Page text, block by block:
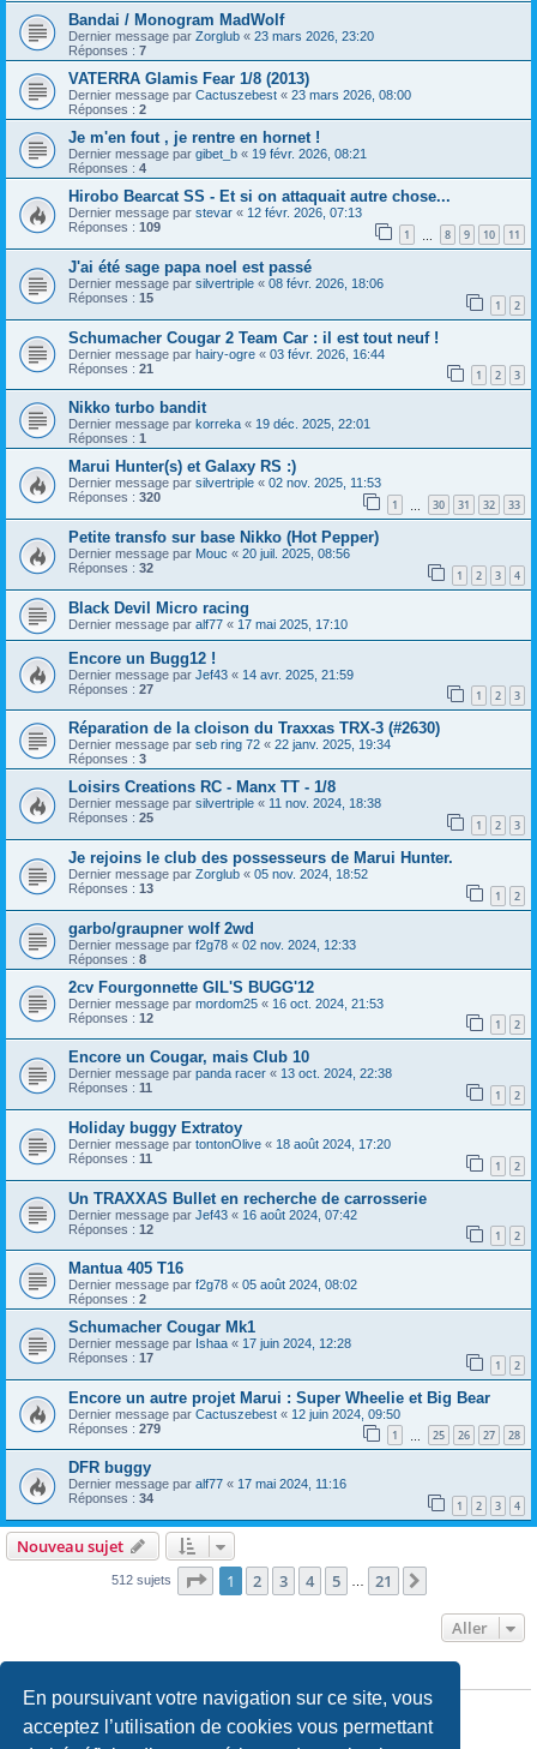
En poursuivant votre navigation sur ce site, vous
acceptez l’utilisation de cookies vous permettant
Bandai / Monogram MadWolf
Dernier message par Zorglub « 23 mars 2026, 23:20
Réponses : 7
VATERRA Glamis Fear 1/8 (2013)
Dernier message par Cactuszebest « 23 mars 2026, 08:00
Réponses : 2
Je m'en fout , je rentre en hornet !
Dernier message par gibet_b « 19 févr. 2026, 08:21
Réponses : 4
Hirobo Bearcat SS - Et si on attaquait autre chose...
Dernier message par stevar « 12 févr. 2026, 07:13
Réponses : 109 1 8 9 10 11
J'ai été sage papa noel est passé
Dernier message par silvertriple « 08 févr. 2026, 18:06
Réponses : 15 1 2
Schumacher Cougar 2 Team Car : il est tout neuf !
Dernier message par hairy-ogre « 03 févr. 2026, 16:44
Réponses : 21 1 2 3
Nikko turbo bandit
Dernier message par korreka « 19 déc. 2025, 22:01
Réponses : 1
Marui Hunter(s) et Galaxy RS :)
Dernier message par silvertriple « 02 nov. 2025, 11:53
Réponses : 320 1 30 31 32 33
Petite transfo sur base Nikko (Hot Pepper)
Dernier message par Mouc « 20 juil. 2025, 08:56
Réponses : 32 1 2 3 4
Black Devil Micro racing
Dernier message par alf77 « 17 mai 2025, 17:10
Encore un Bugg12 !
Dernier message par Jef43 « 14 avr. 2025, 21:59
Réponses : 27 1 2 3
Réparation de la cloison du Traxxas TRX-3 (#2630)
Dernier message par seb ring 72 « 22 janv. 2025, 19:34
Réponses : 3
Loisirs Creations RC - Manx TT - 1/8
Dernier message par silvertriple « 11 nov. 2024, 18:38
Réponses : 25 1 2 3
Je rejoins le club des possesseurs de Marui Hunter.
Dernier message par Zorglub « 05 nov. 2024, 18:52
Réponses : 13 1 2
garbo/graupner wolf 2wd
Dernier message par f2g78 « 02 nov. 2024, 12:33
Réponses : 8
2cv Fourgonnette GIL'S BUGG'12
Dernier message par mordom25 « 16 oct. 2024, 21:53
Réponses : 12 1 2
Encore un Cougar, mais Club 10
Dernier message par panda racer « 13 oct. 2024, 22:38
Réponses : 11 1 2
Holiday buggy Extratoy
Dernier message par tontonOlive « 18 août 2024, 17:20
Réponses : 11 1 2
Un TRAXXAS Bullet en recherche de carrosserie
Dernier message par Jef43 « 16 août 2024, 07:42
Réponses : 12 1 2
Mantua 405 T16
Dernier message par f2g78 « 05 août 2024, 08:02
Réponses : 2
Schumacher Cougar Mk1
Dernier message par Ishaa « 17 juin 2024, 12:28
Réponses : 17 1 2
Encore un autre projet Marui : Super Wheelie et Big Bear
Dernier message par Cactuszebest « 12 juin 2024, 09:50
Réponses : 279 1 25 26 27 28
DFR buggy
Dernier message par alf77 « 17 mai 2024, 11:16
Réponses : 34 1 2 3 4
Nouveau sujet
512 sujets Page 1sur21
1 2 3 4 5 21
Aller
Vousne pouvez paspublier de nouveaux sujets dans ce forum
ne pouvez pasrépondre aux sujets dans ce forum
Vousne pouvez pasmodifier vos messages dans ce forum